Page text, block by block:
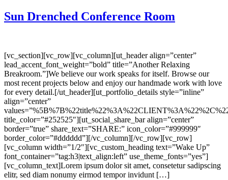
Sun Drenched Conference Room
[vc_section][vc_row][vc_column][ut_header align=”center”
lead_accent_font_weight=”bold” title=”Another Relaxing
Breakroom.”]We believe our work speaks for itself. Browse our
most recent projects below and enjoy our handmade work with love
for every detail.[/ut_header][ut_portfolio_details style=”inline”
align=”center”
title_color=”#252525″][ut_social_share_bar align=”center”
border=”true” share_text=”SHARE:” icon_color=”#999999″
border_color=”#dddddd”][/vc_column][/vc_row][vc_row]
[vc_column width=”1/2″][vc_custom_heading text=”Wake Up”
font_container=”tag:h3|text_align:left” use_theme_fonts=”yes”]
[vc_column_text]Lorem ipsum dolor sit amet, consetetur sadipscing
elitr, sed diam nonumy eirmod tempor invidunt […]